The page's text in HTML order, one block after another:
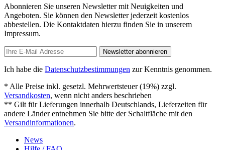
Abonnieren Sie unseren Newsletter mit Neuigkeiten und
Angeboten. Sie können den Newsletter jederzeit kostenlos
abbestellen. Die Kontaktdaten hierzu finden Sie in unserem
Impressum.
Newsletter abonnieren
Ich habe die Datenschutzbestimmungen zur Kenntnis genommen.
* Alle Preise inkl. gesetzl. Mehrwertsteuer (19%) zzgl.
Versandkosten, wenn nicht anders beschrieben
** Gilt für Lieferungen innerhalb Deutschlands, Lieferzeiten für
andere Länder entnehmen Sie bitte der Schaltfläche mit den
Versandinformationen.
News